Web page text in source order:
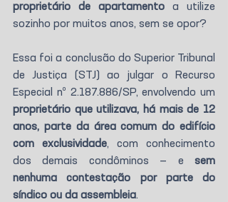
proprietário de apartamento a utilize
sozinho por muitos anos, sem se opor?
Essa foi a conclusão do Superior Tribunal
de Justiça (STJ) ao julgar o Recurso
proprietário que utilizava, há mais de 12
anos, parte da área comum do edifício
com exclusividade, com conhecimento
dos demais condôminos — e sem
nenhuma contestação por parte do
síndico ou da assembleia.